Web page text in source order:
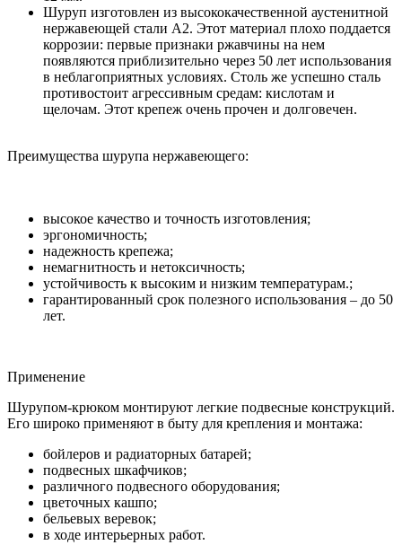
Шуруп изготовлен из высококачественной аустенитной
нержавеющей стали А2. Этот материал плохо поддается
коррозии: первые признаки ржавчины на нем
появляются приблизительно через 50 лет использования
в неблагоприятных условиях. Столь же успешно сталь
противостоит агрессивным средам: кислотам и
щелочам. Этот крепеж очень прочен и долговечен.
Преимущества шурупа нержавеющего:
высокое качество и точность изготовления;
эргономичность;
надежность крепежа;
немагнитность и нетоксичность;
устойчивость к высоким и низким температурам.;
гарантированный срок полезного использования – до 50
лет.
Применение
Шурупом-крюком монтируют легкие подвесные конструкций.
Его широко применяют в быту для крепления и монтажа:
бойлеров и радиаторных батарей;
подвесных шкафчиков;
различного подвесного оборудования;
цветочных кашпо;
бельевых веревок;
в ходе интерьерных работ.